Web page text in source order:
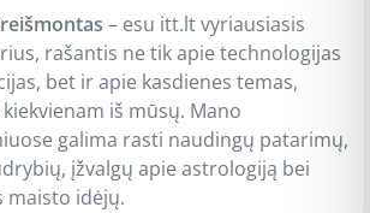
– esu itt.lt vyriausiasis
rašantis ne tik apie technologijas
bet ir apie kasdienes temas,
iš mūsų. Mano
galima rasti naudingų patarimų,
įžvalgų apie astrologiją bei
maisto idėjų.